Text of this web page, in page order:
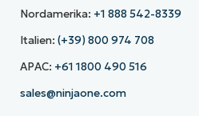
Nordamerika: +1 888 542-8339
Italien: (+39) 800 974 708
APAC: +61 1800 490 516
sales@ninjaone.com